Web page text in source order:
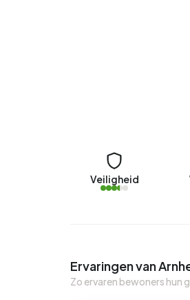
Veiligheid
Ervaringen van
Zo ervaren bewoners hun